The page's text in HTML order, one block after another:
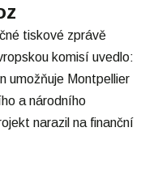
tiskové zprávě
komisí uvedlo:
umožňuje Montpellier
a národního
narazil na finanční